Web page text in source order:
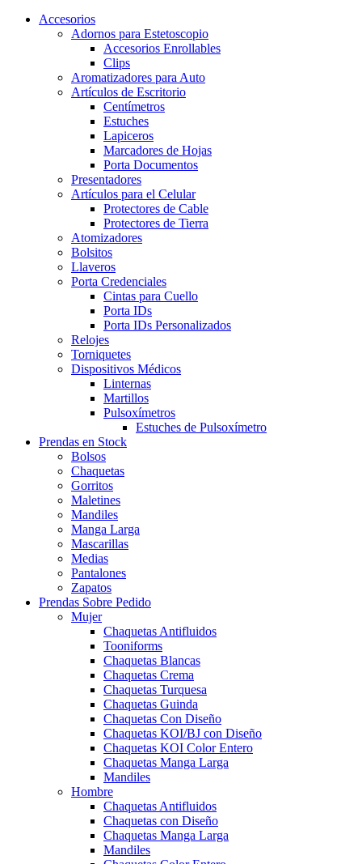
Accesorios
Adornos para Estetoscopio
Accesorios Enrollables
Clips
Aromatizadores para Auto
Artículos de Escritorio
Centímetros
Estuches
Lapiceros
Marcadores de Hojas
Porta Documentos
Presentadores
Artículos para el Celular
Protectores de Cable
Protectores de Tierra
Atomizadores
Bolsitos
Llaveros
Porta Credenciales
Cintas para Cuello
Porta IDs
Porta IDs Personalizados
Relojes
Torniquetes
Dispositivos Médicos
Linternas
Martillos
Pulsoxímetros
Estuches de Pulsoxímetro
Prendas en Stock
Bolsos
Chaquetas
Gorritos
Maletines
Mandiles
Manga Larga
Mascarillas
Medias
Pantalones
Zapatos
Prendas Sobre Pedido
Mujer
Chaquetas Antifluidos
Tooniforms
Chaquetas Blancas
Chaquetas Crema
Chaquetas Turquesa
Chaquetas Guinda
Chaquetas Con Diseño
Chaquetas KOI/BJ con Diseño
Chaquetas KOI Color Entero
Chaquetas Manga Larga
Mandiles
Hombre
Chaquetas Antifluidos
Chaquetas con Diseño
Chaquetas Manga Larga
Mandiles